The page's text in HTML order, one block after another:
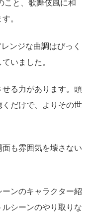
こと、歌舞伎風に和
。
ンジな曲調はびっく
いました。
る力があります。頭
だけで、よりその世
も雰囲気を壊さない
ンのキャラクター紹
シーンのやり取りな